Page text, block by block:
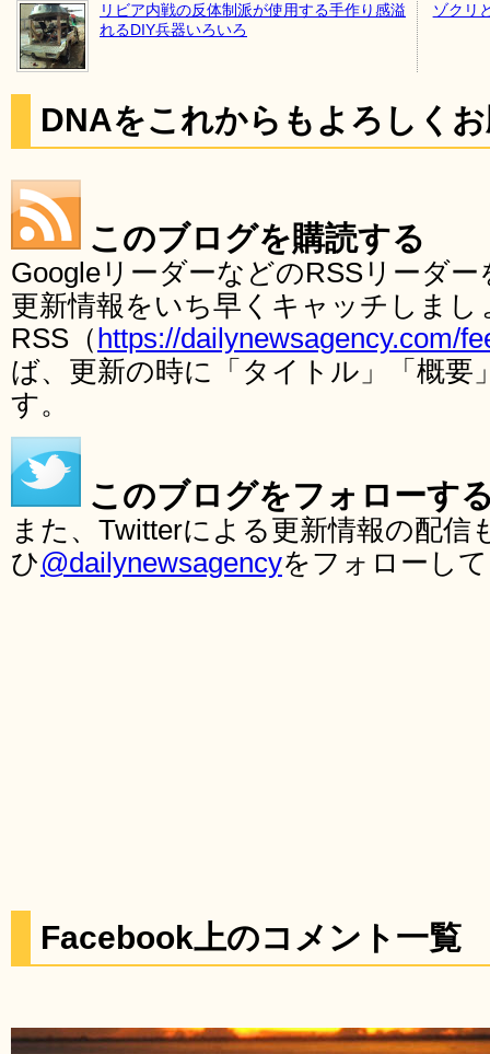
リビア内戦の反体制派が使用する手作り感溢
れるDIY兵器いろいろ
ゾクリ
DNAをこれからもよろしく
このブログを購読する
GoogleリーダーなどのRSSリーダ
更新情報をいち早くキャッチしま
RSS（ https://dailynewsagency.com/
ば、更新の時に「タイトル」「概要
す。
このブログをフォローす
また、Twitterによる更新情報の配
ひ@dailynewsagencyをフォローし
Facebook上のコメント一覧